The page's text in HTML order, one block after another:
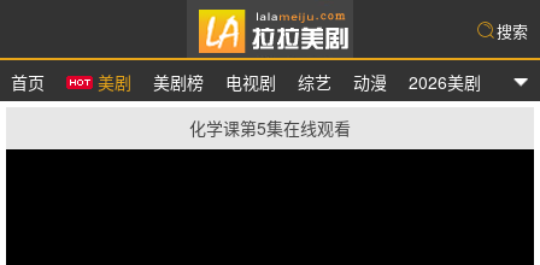
拉拉美剧
首页 美剧 美剧榜 电视剧 综艺 动漫 2026美剧
搜索
化学课第5集在线观看